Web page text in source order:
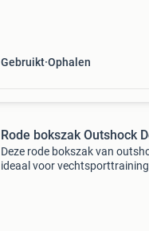
Gebruikt Ophalen
Rode bokszak Outshock
Deze rode bokszak van
ideaal voor